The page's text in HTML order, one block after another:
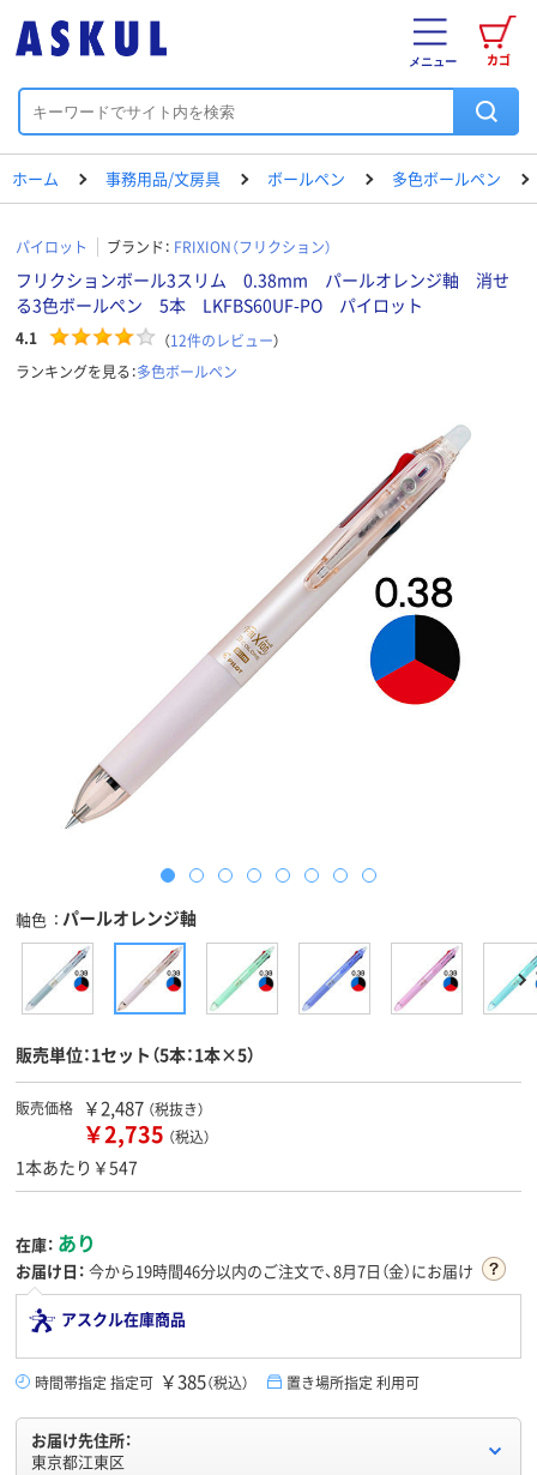
カゴ
メニュー
ホーム 事務用品/文房具 ボールペン 多色ボールペン
パイロット ブランド： FRIXION（フリクション）
フリクションボール3スリム 0.38mm パールオレンジ軸 消せ
る3色ボールペン 5本 LKFBS60UF-PO パイロット
4.1 （12件のレビュー）
ランキングを見る：多色ボールペン
軸色 パールオレンジ軸
販売単位：1セット（5本：1本×5）
販売価格 ￥2,487 （税抜き）
￥2,735 （税込）
1本あたり￥547
在庫： あり
お届け日： 今から19時間46分以内のご注文で、8月7日（金）にお届け
アスクル在庫商品
時間帯指定 指定可 ￥385（税込） 置き場所指定 利用可
お届け先住所：
東京都江東区